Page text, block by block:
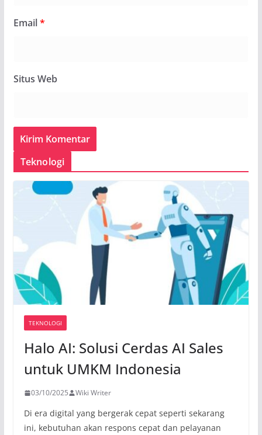
Email*
Situs Web
Teknologi
TEKNOLOGI
Halo AI: Solusi Cerdas AI Sales
untuk UMKM Indonesia
03/10/2025 Wiki Writer
Di era digital yang bergerak cepat seperti sekarang
ini, kebutuhan akan respons cepat dan pelayanan